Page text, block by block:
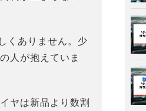
くありません。少
人が抱えていま
ヤは新品より数割